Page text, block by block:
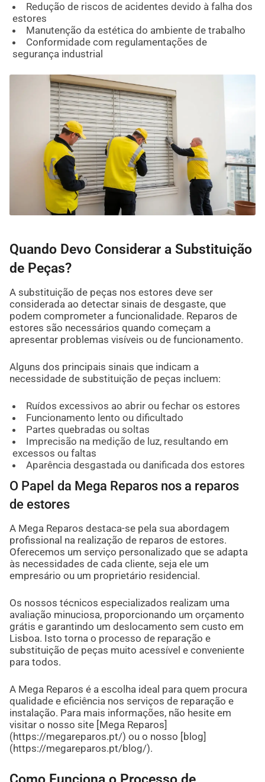
Redução de riscos de acidentes devido à falha dos
estores
Manutenção da estética do ambiente de trabalho
Conformidade com regulamentações de
segurança industrial
Quando Devo Considerar a Substituição
de Peças?
A substituição de peças nos estores deve ser
considerada ao detectar sinais de desgaste, que
podem comprometer a funcionalidade. Reparos de
estores são necessários quando começam a
apresentar problemas visíveis ou de funcionamento.
Alguns dos principais sinais que indicam a
necessidade de substituição de peças incluem:
Ruídos excessivos ao abrir ou fechar os estores
Funcionamento lento ou dificultado
Partes quebradas ou soltas
Imprecisão na medição de luz, resultando em
excessos ou faltas
Aparência desgastada ou danificada dos estores
O Papel da Mega Reparos nos a reparos
de estores
A Mega Reparos destaca-se pela sua abordagem
profissional na realização de reparos de estores.
Oferecemos um serviço personalizado que se adapta
às necessidades de cada cliente, seja ele um
empresário ou um proprietário residencial.
Os nossos técnicos especializados realizam uma
avaliação minuciosa, proporcionando um orçamento
grátis e garantindo um deslocamento sem custo em
Lisboa. Isto torna o processo de reparação e
substituição de peças muito acessível e conveniente
para todos.
A Mega Reparos é a escolha ideal para quem procura
qualidade e eficiência nos serviços de reparação e
instalação. Para mais informações, não hesite em
visitar o nosso site [Mega Reparos]
(https://megareparos.pt/) ou o nosso [blog]
(https://megareparos.pt/blog/).
Como Funciona o Processo de